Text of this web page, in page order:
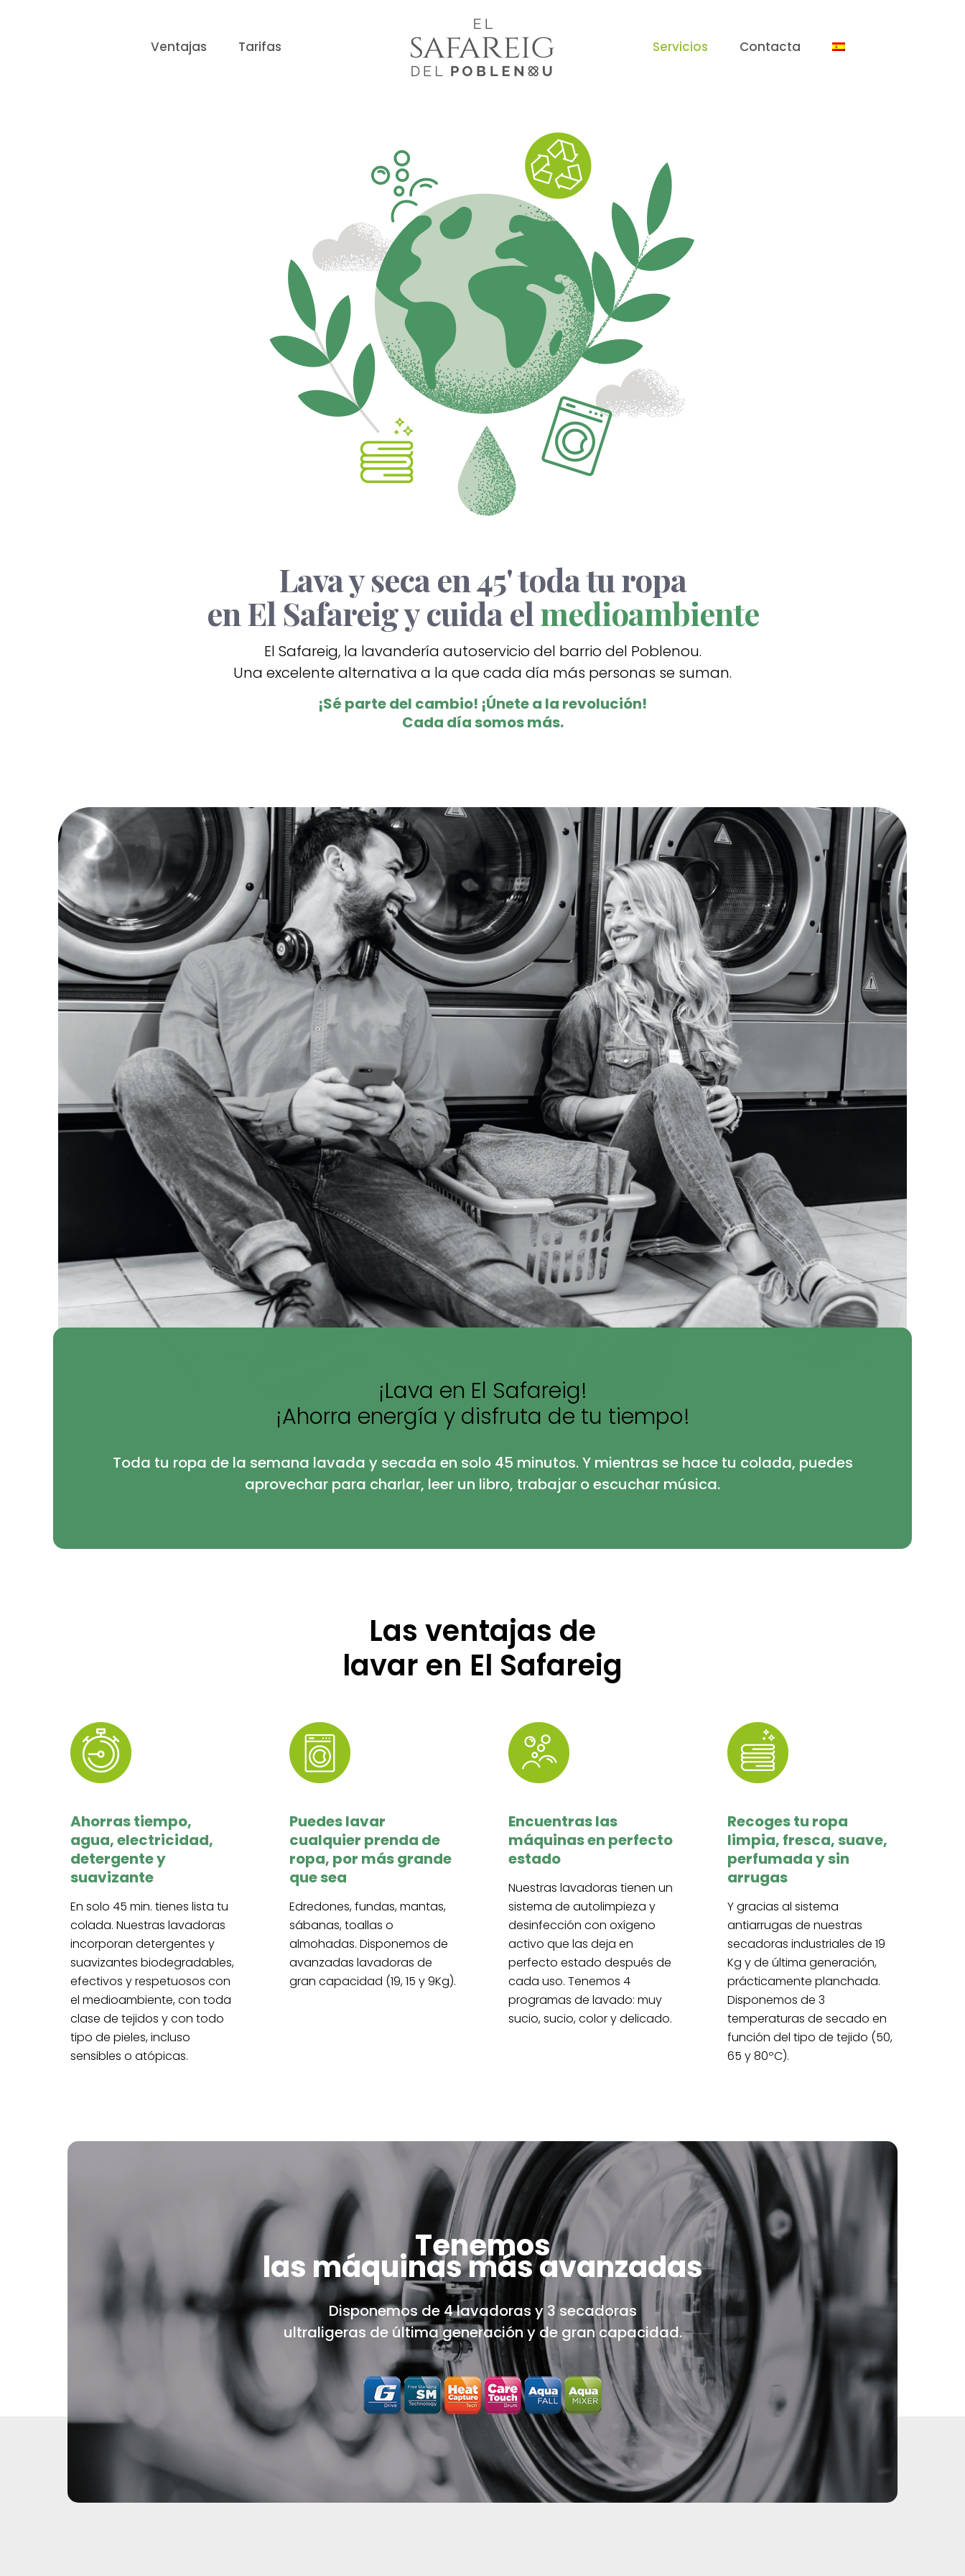
Ventajas Tarifas Servicios Contacta
Lava y seca en 45' toda tu ropa
en El Safareig y cuida elmedioambiente
El Safareig, la lavandería autoservicio del barrio del Poblenou.
Una excelente alternativa a la que cada día más personas se suman.
¡Sé parte del cambio! ¡Únete a la revolución!
Cada día somos más.
¡Lava en El Safareig!
¡Ahorra energía y disfruta de tu tiempo!
Toda tu ropa de la semana lavada y secada en solo 45 minutos. Y mientras se hace tu colada, puedes
aprovechar para charlar, leer un libro, trabajar o escuchar música.
Las ventajas de
lavar en El Safareig
Ahorras tiempo,
agua, electricidad,
detergente y
suavizante
En solo 45 min. tienes lista tu
colada. Nuestras lavadoras
incorporan detergentes y
suavizantes biodegradables,
efectivos y respetuosos con
el medioambiente, con toda
clase de tejidos y con todo
tipo de pieles, incluso
sensibles o atópicas.
Puedes lavar
cualquier prenda de
ropa, por más grande
que sea
Edredones, fundas, mantas,
sábanas, toallas o
almohadas. Disponemos de
avanzadas lavadoras de
gran capacidad (19, 15 y 9Kg).
Encuentras las
máquinas en perfecto
estado
Nuestras lavadoras tienen un
sistema de autolimpieza y
desinfección con oxígeno
activo que las deja en
perfecto estado después de
cada uso. Tenemos 4
programas de lavado: muy
sucio, sucio, color y delicado.
Recoges tu ropa
limpia, fresca, suave,
perfumada y sin
arrugas
Y gracias al sistema
antiarrugas de nuestras
secadoras industriales de 19
Kg y de última generación,
prácticamente planchada.
Disponemos de 3
temperaturas de secado en
función del tipo de tejido (50,
65 y 80ºC).
Tenemos
las máquinas más avanzadas
Disponemos de 4 lavadoras y 3 secadoras
ultraligeras de última generación y de gran capacidad.